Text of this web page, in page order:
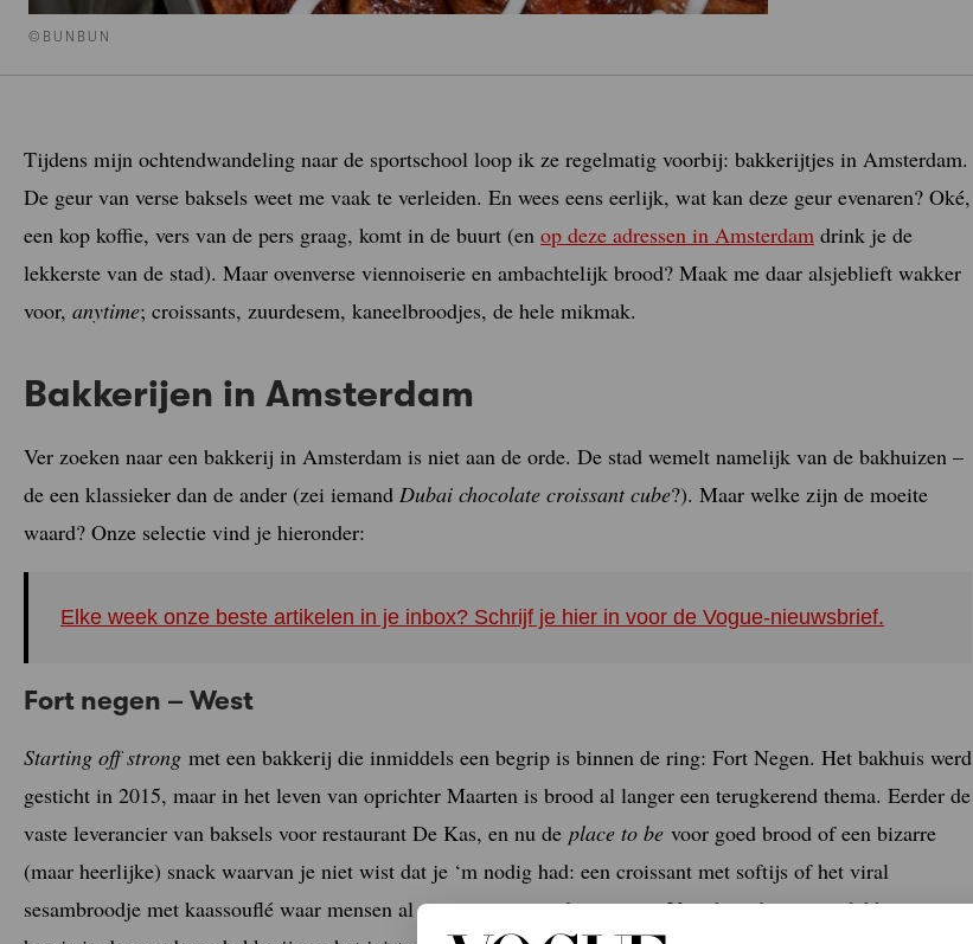
©BUNBUN
Tijdens mijn ochtendwandeling naar de sportschool loop ik ze regelmatig voorbij: bakkerijtjes in Amsterdam.
De geur van verse baksels weet me vaak te verleiden. En wees eens eerlijk, wat kan deze geur evenaren? Oké,
een kop koffie, vers van de pers graag, komt in de buurt (en op deze adressen in Amsterdam drink je de
lekkerste van de stad). Maar ovenverse viennoiserie en ambachtelijk brood? Maak me daar alsjeblieft wakker
voor, anytime; croissants, zuurdesem, kaneelbroodjes, de hele mikmak.
Bakkerijen in Amsterdam
Ver zoeken naar een bakkerij in Amsterdam is niet aan de orde. De stad wemelt namelijk van de bakhuizen –
de een klassieker dan de ander (zei iemand Dubai chocolate croissant cube?). Maar welke zijn de moeite
waard? Onze selectie vind je hieronder:
Elke week onze beste artikelen in je inbox? Schrijf je hier in voor de Vogue-nieuwsbrief.
Fort negen – West
Starting off strong met een bakkerij die inmiddels een begrip is binnen de ring: Fort Negen. Het bakhuis werd
gesticht in 2015, maar in het leven van oprichter Maarten is brood al langer een terugkerend thema. Eerder de
vaste leverancier van baksels voor restaurant De Kas, en nu de place to be voor goed brood of een bizarre
(maar heerlijke) snack waarvan je niet wist dat je ‘m nodig had: een croissant met softijs of het viral
sesambroodje met kaassouflé waar mensen al te graag voor in de rij staan. Voor broodwaren en lekkernijen